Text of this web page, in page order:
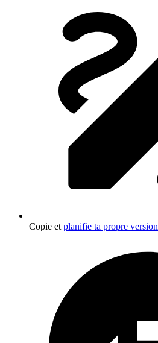
Copie et planifie ta propre version